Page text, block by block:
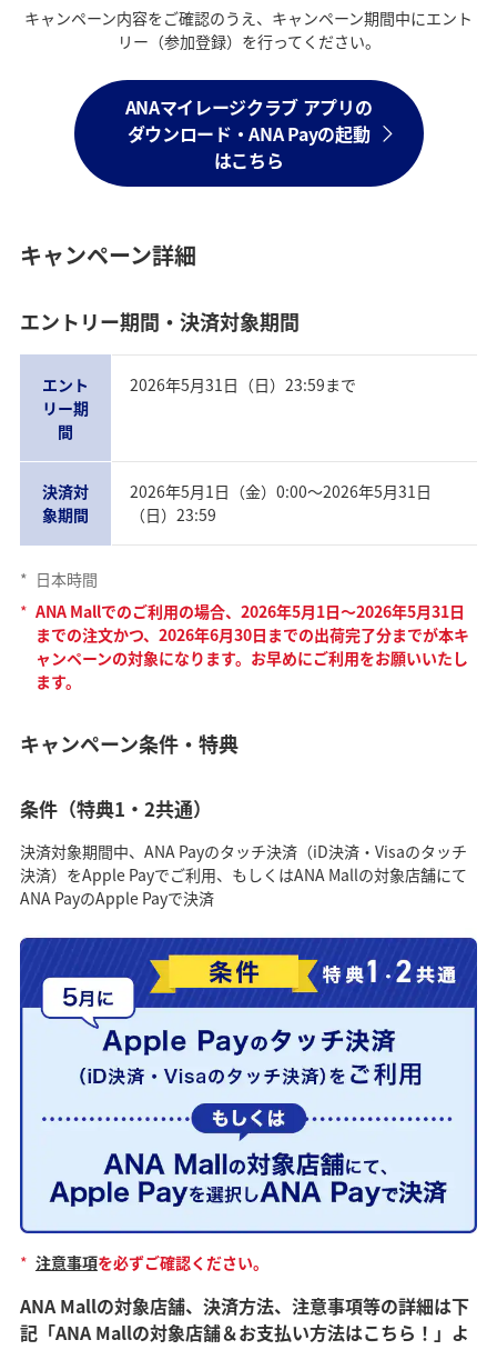
キャンペーン内容をご確認のうえ、キャンペーン期間中にエント
リー（参加登録）を行ってください。
ANAマイレージクラブ アプリの
ダウンロード・ANA Payの起動
はこちら
キャンペーン詳細
エントリー期間・決済対象期間
エント
リー期
間
2026年5月31日（日）23:59まで
決済対
象期間
2026年5月1日（金）0:00〜2026年5月31日
（日）23:59
* 日本時間
* ANA Mallでのご利用の場合、2026年5月1日～2026年5月31日
までの注文かつ、2026年6月30日までの出荷完了分までが本キ
ャンペーンの対象になります。お早めにご利用をお願いいたし
ます。
キャンペーン条件・特典
条件（特典1・2共通）
決済対象期間中、ANA Payのタッチ決済（iD決済・Visaのタッチ
決済）をApple Payでご利用、もしくはANA Mallの対象店舗にて
ANA PayのApple Payで決済
* 注意事項を必ずご確認ください。
ANA Mallの対象店舗、決済方法、注意事項等の詳細は下
記「ANA Mallの対象店舗＆お支払い方法はこちら！」よ